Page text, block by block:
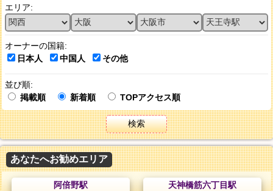
エリア:
オーナーの国籍:
日本人
中国人 その他
並び順:
掲載順
新着順 TOPアクセス順
検索
あなたへお勧めエリア
阿倍野駅 天神橋筋六丁目駅